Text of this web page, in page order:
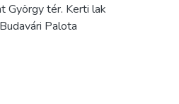
György tér. Kerti lak
Palota